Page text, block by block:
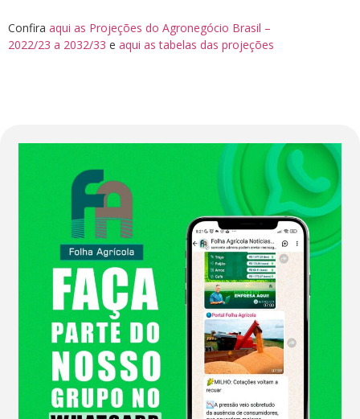
Confira aqui as Projeções do Agronegócio Brasil –
2022/23 a 2032/33 e aqui as tabelas das projeções